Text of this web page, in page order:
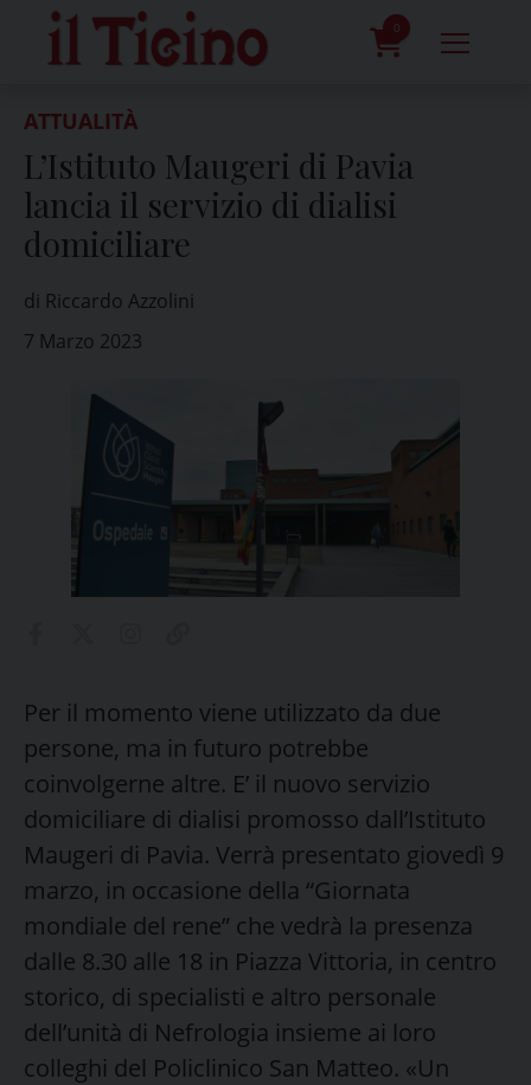
content
0
ATTUALITÀ
L’Istituto Maugeri di Pavia
lancia il servizio di dialisi
domiciliare
di Riccardo Azzolini
7 Marzo 2023
Per il momento viene utilizzato da due
persone, ma in futuro potrebbe
coinvolgerne altre. E’ il nuovo servizio
domiciliare di dialisi promosso dall’Istituto
Maugeri di Pavia. Verrà presentato giovedì 9
marzo, in occasione della “Giornata
mondiale del rene” che vedrà la presenza
dalle 8.30 alle 18 in Piazza Vittoria, in centro
storico, di specialisti e altro personale
dell’unità di Nefrologia insieme ai loro
colleghi del Policlinico San Matteo. «Un